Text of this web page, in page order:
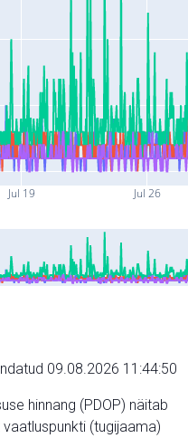
Jul 19 Jul 26
09.08.2026 11:44:50
hinnang (PDOP) näitab
(tugijaama)